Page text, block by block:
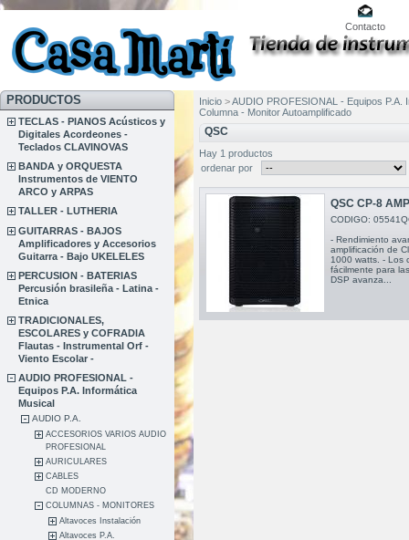
Contacto
PRODUCTOS
TECLAS - PIANOS Acústicos y
Digitales Acordeones -
Teclados CLAVINOVAS
BANDA y ORQUESTA
Instrumentos de VIENTO
ARCO y ARPAS
TALLER - LUTHERIA
GUITARRAS - BAJOS
Amplificadores y Accesorios
Guitarra - Bajo UKELELES
PERCUSION - BATERIAS
Percusión brasileña - Latina -
Etnica
TRADICIONALES,
ESCOLARES y COFRADIA
Flautas - Instrumental Orf -
Viento Escolar -
AUDIO PROFESIONAL -
Equipos P.A. Informática
Musical
AUDIO P.A.
ACCESORIOS VARIOS AUDIO
PROFESIONAL
AURICULARES
CABLES
CD MODERNO
COLUMNAS - MONITORES
Altavoces Instalación
Altavoces P.A.
Inicio >AUDIO PROFESIONAL - Equipos P.A.
Columna - Monitor Autoamplificado
QSC
Hay 1 productos
ordenar por
QSC CP-8
CODIGO:
- Rendimiento
amplificación de
1000 watts. - Los
fácilmente para
DSP avanza...